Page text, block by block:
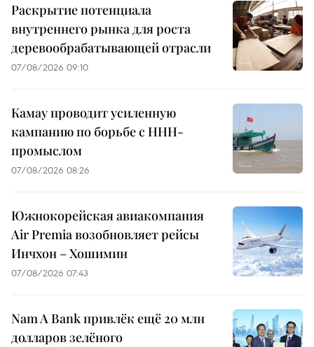
Раскрытие потенциала
внутреннего рынка для роста
деревообрабатывающей отрасли
07/08/2026 09:10
Камау проводит усиленную
кампанию по борьбе с ННН-
промыслом
07/08/2026 08:26
Южнокорейская авиакомпания
Air Premia возобновляет рейсы
Инчхон – Хошимин
07/08/2026 07:43
Nam A Bank привлёк ещё 20 млн
долларов зелёного